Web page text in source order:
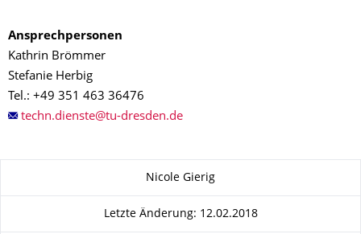
Ansprechpersonen
Kathrin Brömmer
Stefanie Herbig
Tel.: +49 351 463 36476
Nicole Gierig
Letzte Änderung: 12.02.2018